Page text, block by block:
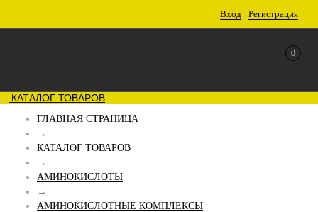
Вход Регистрация
0
КАТАЛОГ ТОВАРОВ
ГЛАВНАЯ СТРАНИЦА
→
КАТАЛОГ ТОВАРОВ
→
АМИНОКИСЛОТЫ
→
АМИНОКИСЛОТНЫЕ КОМПЛЕКСЫ